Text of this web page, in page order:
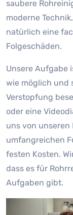
saubere
moderne
natürlich eine
Folgeschäden.
Unsere Aufgabe
wie möglich und
Verstopfung
oder eine
uns von
umfangreichen
festen Kosten.
dass es für
Aufgaben gibt.